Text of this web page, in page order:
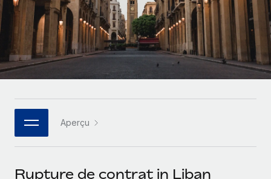
INFRASTRUCTURE
Intégration Remote
Intégrez vos RH aux flux de travail en toute simplicité
Plateforme
Des fonctions RH clés intégrées pour votre équipe
Connectez n'importe quel outil d’IA à Remote grâce à
notre MCP
Rationalisez vos processus avec des outils essentiels
Des solutions agiles et internationales pour les RH et la
paie des entreprises en pleine croissance
Entreprises intermédiaires
Développez vos équipes avec des solutions RH sur
Entreprise
Les RH à l’international pour les grandes entreprises
Partenaires stratégiques de la tech
APPRENDRE AVEC REMOTE
Recherche et guides
Études de cas
Checklists et modèles
Descriptions de postes
Español
Italiano
Português (Portugal)
日本語
한국어
Aperçu
Rupture de contrat in Liban